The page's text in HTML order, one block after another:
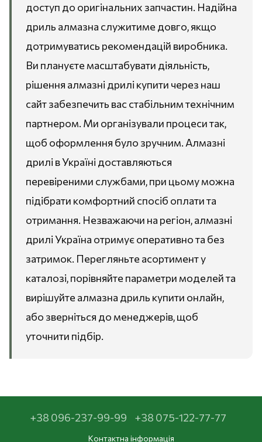
доступ до оригінальних запчастин. Надійна
дриль алмазна служитиме довго, якщо
дотримуватись рекомендацій виробника.
Ви плануєте масштабувати діяльність,
рішення алмазні дрилі купити через наш
сайт забезпечить вас стабільним технічним
партнером. Ми організували процеси так,
щоб оформлення було зручним. Алмазні
дрилі в Україні доставляються
перевіреними службами, при цьому можна
підібрати комфортний спосіб оплати та
отримання. Незважаючи на регіон, алмазні
дрилі Україна отримує оперативно та без
затримок. Перегляньте асортимент у
каталозі, порівняйте параметри моделей та
вирішуйте алмазна дриль купити онлайн,
або зверніться до менеджерів, щоб
уточнити підбір.
+38 096-237-99-99 +38 075-122-77-77
Контактна інформація